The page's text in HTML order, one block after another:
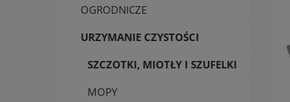
OGRODNICZE
URZYMANIE CZYSTOŚCI
SZCZOTKI, MIOTŁY I SZUFELKI
MOPY